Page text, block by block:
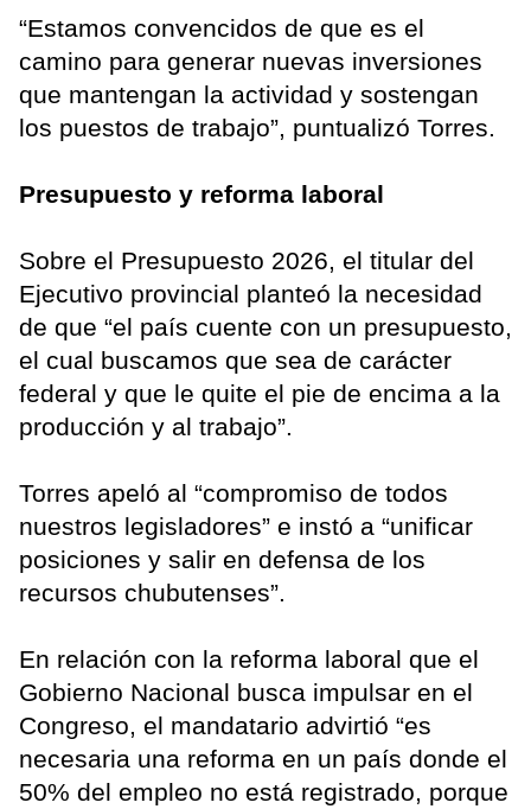
“Estamos convencidos de que es el
camino para generar nuevas inversiones
que mantengan la actividad y sostengan
los puestos de trabajo”, puntualizó Torres.
Presupuesto y reforma laboral
Sobre el Presupuesto 2026, el titular del
Ejecutivo provincial planteó la necesidad
de que “el país cuente con un presupuesto,
el cual buscamos que sea de carácter
federal y que le quite el pie de encima a la
producción y al trabajo”.
Torres apeló al “compromiso de todos
nuestros legisladores” e instó a “unificar
posiciones y salir en defensa de los
recursos chubutenses”.
En relación con la reforma laboral que el
Gobierno Nacional busca impulsar en el
Congreso, el mandatario advirtió “es
necesaria una reforma en un país donde el
50% del empleo no está registrado, porque